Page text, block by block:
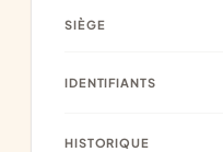
SIÈGE
IDENTIFIANTS
HISTORIQUE